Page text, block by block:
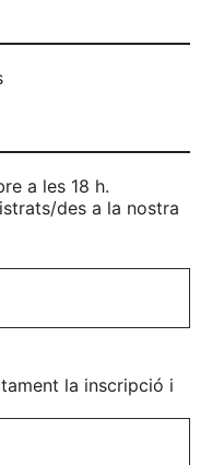
a les 18 h.
des a la nostra
la inscripció i